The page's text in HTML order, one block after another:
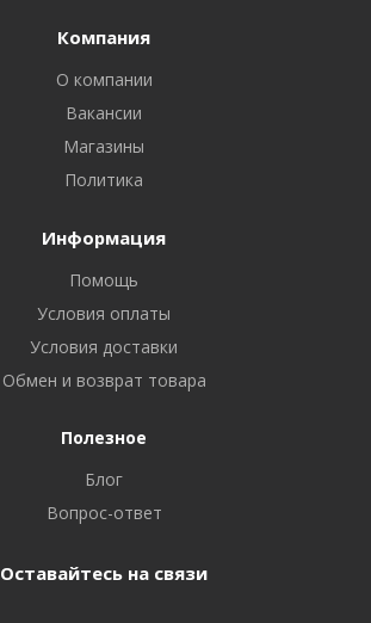
Компания
О компании
Вакансии
Магазины
Политика
Информация
Помощь
Условия оплаты
Условия доставки
Обмен и возврат товара
Полезное
Блог
Вопрос-ответ
Оставайтесь на связи